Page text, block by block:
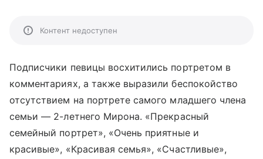
Контент недоступен
Подписчики певицы восхитились портретом в
комментариях, а также выразили беспокойство
отсутствием на портрете самого младшего члена
семьи — 2-летнего Мирона. «Прекрасный
семейный портрет», «Очень приятные и
красивые», «Красивая семья», «Счастливые»,